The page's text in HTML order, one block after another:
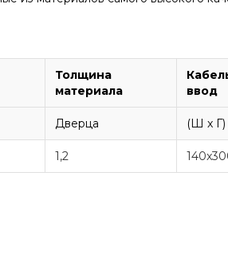
Толщина
материала
ввод
Дверца (Ш x Г)
1,2